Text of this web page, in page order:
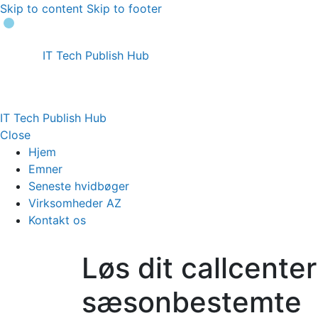
Skip to content Skip to footer
IT Tech Publish Hub
IT Tech Publish Hub
Close
Hjem
Emner
Seneste hvidbøger
Virksomheder AZ
Kontakt os
Løs dit
sæsonbestemte